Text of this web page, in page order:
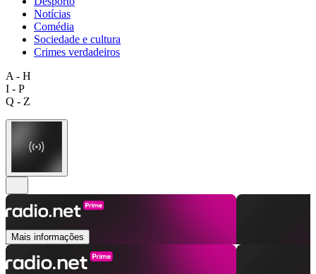
Notícias
Comédia
Sociedade e cultura
Crimes verdadeiros
A - H
I - P
Q - Z
Mais informações